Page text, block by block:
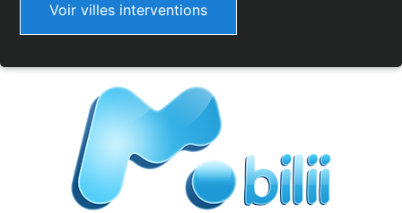
Voir villes interventions